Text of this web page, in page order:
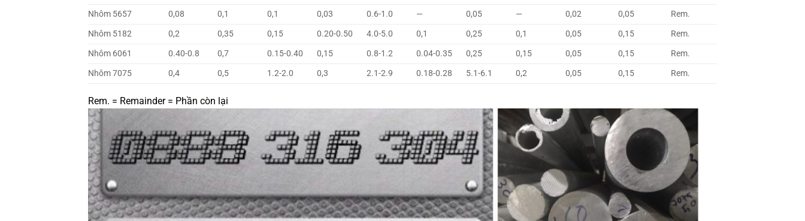
Nhôm 5657
0,08 0,1 0,1 0,03 0.6-1.0 — 0,05 — 0,02 0,05
Rem.
Nhôm 5182
0,2 0,35 0,15 0.20-0.50 4.0-5.0 0,1 0,25 0,1 0,05 0,15
Rem.
Nhôm 6061
0.40-0.8 0,7 0.15-0.40 0,15 0.8-1.2 0.04-0.35 0,25 0,15 0,05 0,15
Rem.
Nhôm 7075
0,4 0,5 1.2-2.0 0,3 2.1-2.9 0.18-0.28 5.1-6.1 0,2 0,05 0,15 Rem.
Rem. = Remainder = Phần còn lại